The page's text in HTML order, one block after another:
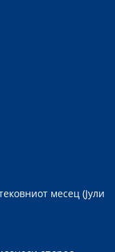
месец (Јули